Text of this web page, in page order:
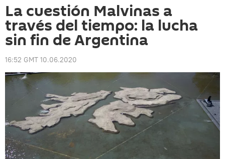
La cuestión Malvinas a
través del tiempo: la lucha
sin fin de Argentina
16:52 GMT 10.06.2020